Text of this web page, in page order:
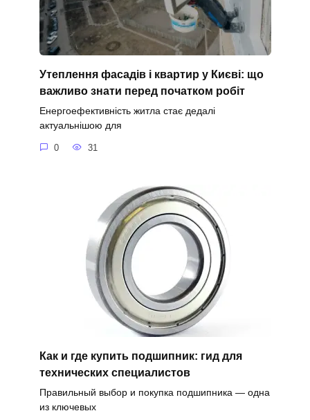
Утеплення фасадів і квартир у Києві: що
важливо знати перед початком робіт
Енергоефективність житла стає дедалі
актуальнішою для
0 31
Как и где купить подшипник: гид для
технических специалистов
Правильный выбор и покупка подшипника — одна
из ключевых